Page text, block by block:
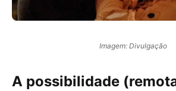
Imagem: Divulgação
A possibilidade